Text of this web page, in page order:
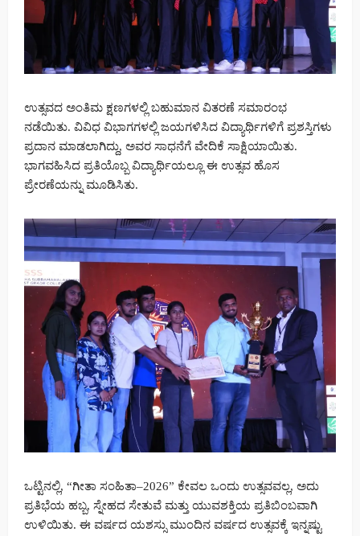
ಉತ್ಸವದ ಅಂತಿಮ ಕ್ಷಣಗಳಲ್ಲಿ ಬಹುಮಾನ ವಿತರಣೆ ಸಮಾರಂಭ
ನಡೆಯಿತು. ವಿವಿಧ ವಿಭಾಗಗಳಲ್ಲಿ ಜಯಗಳಿಸಿದ ವಿದ್ಯಾರ್ಥಿಗಳಿಗೆ ಪ್ರಶಸ್ತಿಗಳು
ಪ್ರದಾನ ಮಾಡಲಾಗಿದ್ದು, ಅವರ ಸಾಧನೆಗೆ ವೇದಿಕೆ ಸಾಕ್ಷಿಯಾಯಿತು.
ಭಾಗವಹಿಸಿದ ಪ್ರತಿಯೊಬ್ಬ ವಿದ್ಯಾರ್ಥಿಯಲ್ಲೂ ಈ ಉತ್ಸವ ಹೊಸ
ಪ್ರೇರಣೆಯನ್ನು ಮೂಡಿಸಿತು.
ಒಟ್ಟಿನಲ್ಲಿ, “ಗೀತಾ ಸಂಹಿತಾ–2026” ಕೇವಲ ಒಂದು ಉತ್ಸವವಲ್ಲ, ಅದು
ಪ್ರತಿಭೆಯ ಹಬ್ಬ, ಸ್ನೇಹದ ಸೇತುವೆ ಮತ್ತು ಯುವಶಕ್ತಿಯ ಪ್ರತಿಬಿಂಬವಾಗಿ
ಉಳಿಯಿತು. ಈ ವರ್ಷದ ಯಶಸ್ಸು ಮುಂದಿನ ವರ್ಷದ ಉತ್ಸವಕ್ಕೆ ಇನ್ನಷ್ಟು